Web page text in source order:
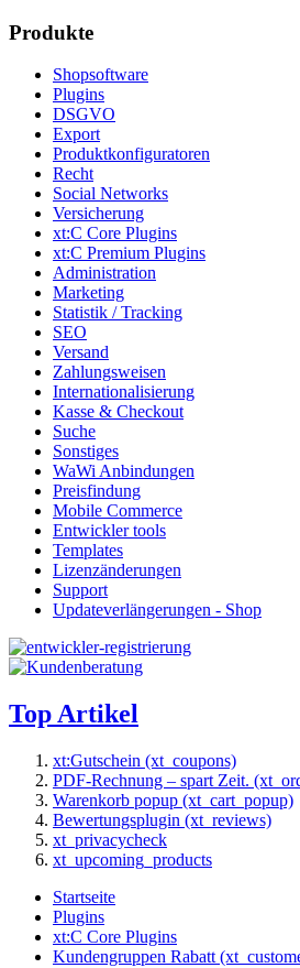
Produkte
Shopsoftware
Plugins
DSGVO
Export
Produktkonfiguratoren
Recht
Social Networks
Versicherung
xt:C Core Plugins
xt:C Premium Plugins
Administration
Marketing
Statistik / Tracking
SEO
Versand
Zahlungsweisen
Internationalisierung
Kasse & Checkout
Suche
Sonstiges
WaWi Anbindungen
Preisfindung
Mobile Commerce
Entwickler tools
Templates
Lizenzänderungen
Support
Updateverlängerungen - Shop
Top Artikel
xt:Gutschein (xt_coupons)
PDF-Rechnung – spart Zeit.
Warenkorb popup (xt_cart_popup)
Bewertungsplugin (xt_reviews)
xt_privacycheck
xt_upcoming_products
Startseite
Plugins
xt:C Core Plugins
Kundengruppen Rabatt